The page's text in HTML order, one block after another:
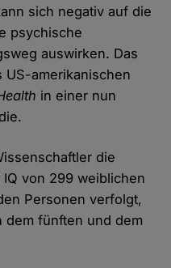
sich negativ auf die
psychische
auswirken. Das
US-amerikanischen
in einer nun
die
von 299 weiblichen
Personen verfolgt,
dem fünften und dem